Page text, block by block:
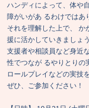
ハンディによって、体や
障がいがあ るわけではあ
それを理解した上で、 か
援に活かしていきましょう
支援者や相談員など身近
性でつなが るやりとりの
ロールプレイなどの実技
ぜひ、ご参加ください！